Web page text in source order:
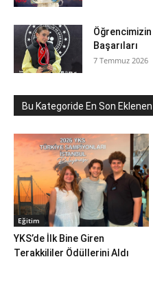
Başarıları
7 Temmuz 2026
Bu Kategoride En Son
Eğitim
YKS’de İlk Bine Giren
Terakkililer Ödüllerini Aldı